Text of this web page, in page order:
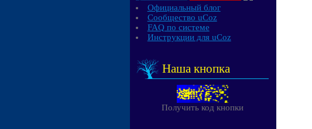
Официальный блог
Сообщество uCoz
FAQ по системе
Инструкции для uCoz
Наша кнопка
Получить код кнопки